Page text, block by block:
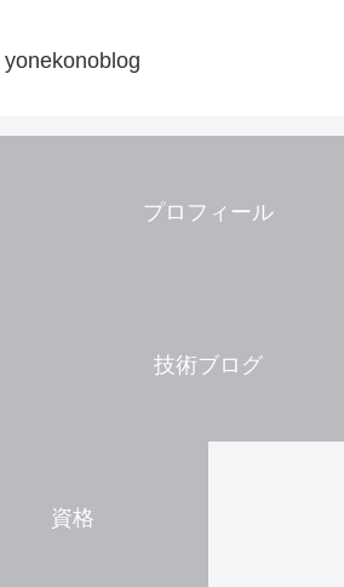
yonekonoblog
プロフィール
技術ブログ
資格